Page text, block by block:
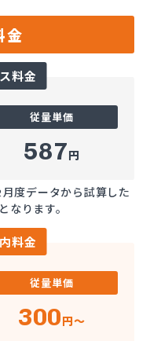
金
料金
従量単価
587円
度データから試算した
なります。
料金
従量単価
300円～